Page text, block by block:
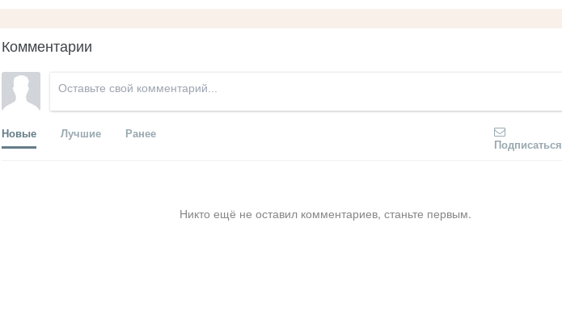
Комментарии
Новые Лучшие Ранее
Подписаться
Никто ещё не оставил комментариев, станьте первым.